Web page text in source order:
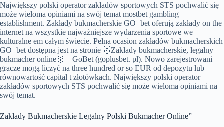
Największy polski operator zakładów sportowych STS pochwalić się
może wieloma opiniami na swój temat mostbet gambling
establishment. Zakłady bukmacherskie GO+bet oferują zakłady on the
internet na wszystkie najważniejsze wydarzenia sportowe we
kulturalne em całym świecie. Pełna ocasion zakładów bukmacherskich
GO+bet dostępna jest na stronie 🥇Zakłady bukmacherskie, legalny
bukmacher online🥇 – GoBet (goplusbet. pl). Nowo zarejestrowani
gracze mogą liczyć na three hundred or so EUR od depozytu lub
równowartość capital t złotówkach. Największy polski operator
zakładów sportowych STS pochwalić się może wieloma opiniami na
swój temat.
Zakłady Bukmacherskie Legalny Polski Bukmacher Online”